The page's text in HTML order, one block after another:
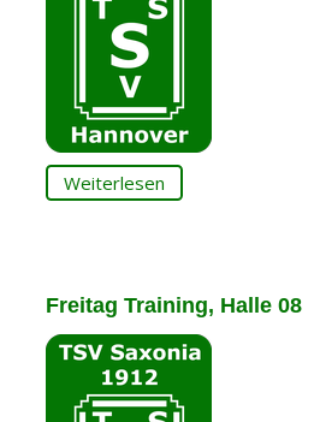
Weiterlesen
Freitag Training, Halle 08